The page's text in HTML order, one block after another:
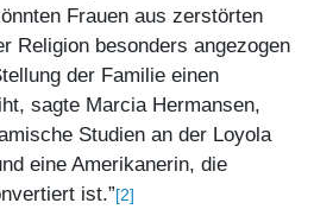
Frauen aus zerstörten
Religion besonders angezogen
der Familie einen
sagte Marcia Hermansen,
Studien an der Loyola
eine Amerikanerin, die
ist.”[2]